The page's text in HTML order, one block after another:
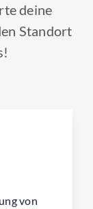
deine
Standort
von